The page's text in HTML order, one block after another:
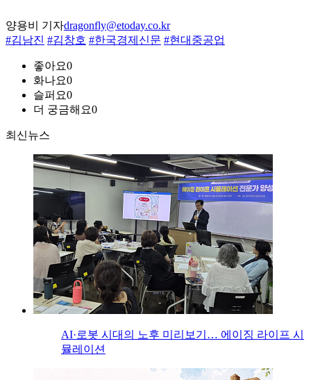
양용비 기자dragonfly@etoday.co.kr
#김남진 #김창호 #한국경제신문 #현대중공업
좋아요0
화나요0
슬퍼요0
더 궁금해요0
최신뉴스
AI·로봇 시대의 노후 미리보기… 에이징 라이프 시
뮬레이션